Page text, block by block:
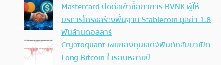
Mastercard ปิดดีลเข้าซื้อกิจการ BVNK ผู้ให้
บริการโครงสร้างพื้นฐาน Stablecoin มูลค่า 1.8
พันล้านดอลลาร์
Cryptoquant เผยกองทุนเฮดจ์ฟันด์กลับมาเปิด
Long Bitcoin ในรอบหลายปี